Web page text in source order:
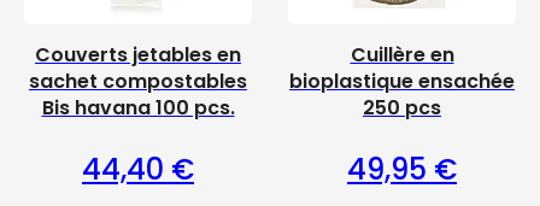
Couverts jetables en
sachet compostables
Bis havana 100 pcs.
44,40 €
Cuillère en
bioplastique ensachée
250 pcs
49,95 €